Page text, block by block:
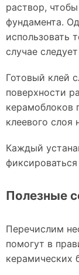
раствор,
фундамента.
использовать
случае
Готовый клей
поверхности
керамоблоков
клеевого
Каждый
Полезные
Перечислим
помогут в
керамических